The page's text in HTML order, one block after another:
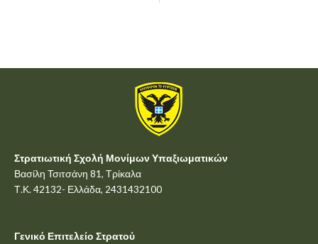
Στρατιωτική Σχολή Μονίμων Υπαξιωματικών
Βασίλη Τσιτσάνη 81, Τρίκαλα
Τ.Κ. 42132- Ελλάδα, 2431432100
Γενικό Επιτελείο Στρατού